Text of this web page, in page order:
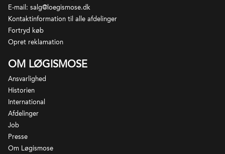
udgør den største del af produktionen, anses for at
være de mest prestigefyldte i den sydlige Rhonedal,
og vinene har generelt godt potentiale for udvikling
i flasken.
E-mail: salg@loegismose.dk
Kontaktinformation til alle afdelinger
Fortryd køb
Opret reklamation
OM LØGISMOSE
Ansvarlighed
Historien
International
Afdelinger
Job
Presse
Om Løgismose